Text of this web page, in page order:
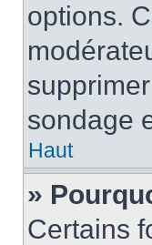
options.
sondage
Haut
»
Certains